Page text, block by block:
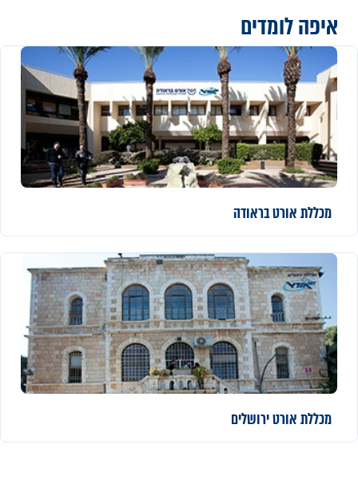
איפה לומדים
מכללתאורט בראודה
מכללתאורט ירושלים